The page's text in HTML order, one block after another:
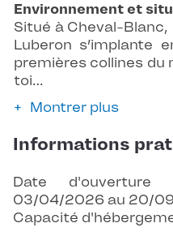
Environnement et
Situé à Cheval-Blanc,
Luberon s’implante
premières collines du
toi…
Montrer plus
Informations
Date
03/04/2026 au 20/
Capacité